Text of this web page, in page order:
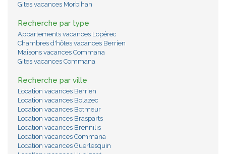
Gites vacances Morbihan
Recherche par type
Appartements vacances Lopérec
Chambres d'hôtes vacances Berrien
Maisons vacances Commana
Gites vacances Commana
Recherche par ville
Location vacances Berrien
Location vacances Bolazec
Location vacances Botmeur
Location vacances Brasparts
Location vacances Brennilis
Location vacances Commana
Location vacances Guerlesquin